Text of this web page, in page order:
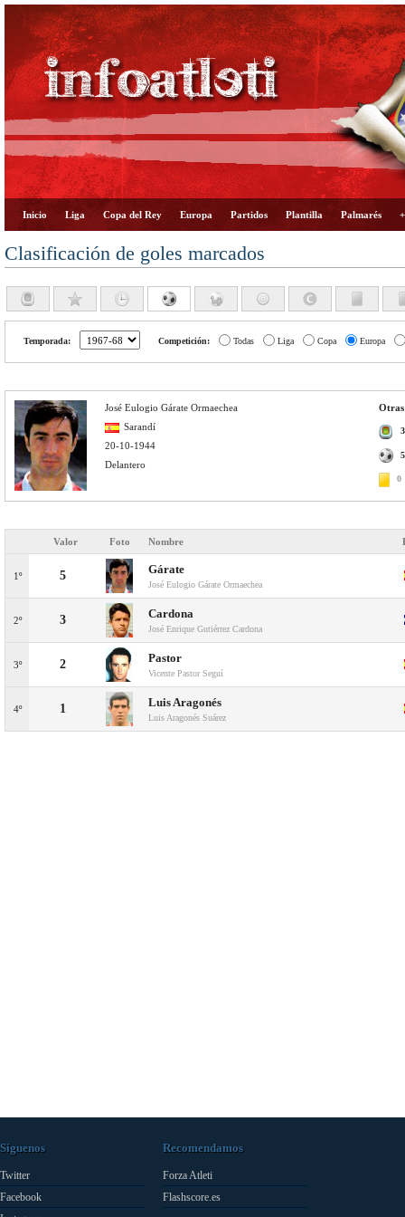
Inicio Liga Copa del Rey Europa Partidos Plantilla Palmarés
Clasificación de goles marcados
Temporada: Competición: Todas Liga Copa Europa
Otras
3
5
0
José Eulogio Gárate Ormaechea
Sarandí
20-10-1944
Delantero
Valor Foto Nombre
1º 5 Gárate
José Eulogio Gárate Ormaechea
2º 3 Cardona
José Enrique Gutiérrez Cardona
3º 2 Pastor
Vicente Pastor Seguí
4º 1 Luis Aragonés
Luis Aragonés Suárez
Síguenos
Twitter
Facebook
Recomendamos
Forza Atleti
Flashscore.es